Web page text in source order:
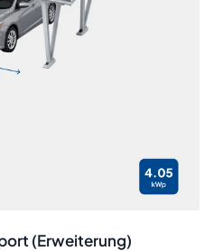
(Erweiterung)